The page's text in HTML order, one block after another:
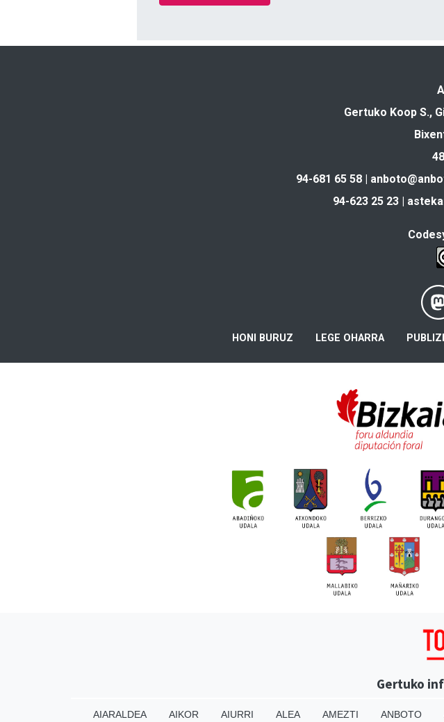
Gertuko Koop S.,
94-681 65 58 |
94-623 25 23 |
HONI BURUZ LEGE OHARRA
Gertuko
AIARALDEA AIKOR AIURRI ALEA AMEZTI ANBOTO